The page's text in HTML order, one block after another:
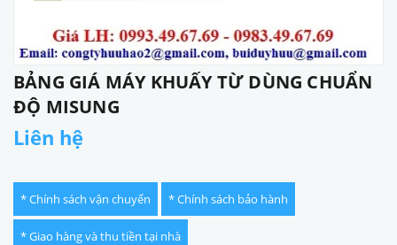
BẢNG GIÁ MÁY KHUẤY TỪ DÙNG CHUẨN
ĐỘ MISUNG
Liên hệ
* Chính sách vận chuyển * Chính sách bảo hành
* Giao hàng và thu tiền tại nhà